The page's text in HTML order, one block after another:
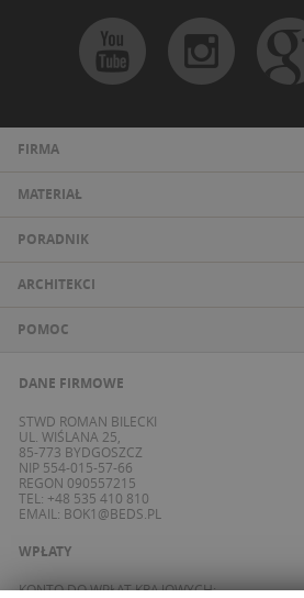
FIRMA
MATERIAŁ
PORADNIK
ARCHITEKCI
POMOC
DANE FIRMOWE
STWD ROMAN BILECKI
UL. WIŚLANA 25,
85-773 BYDGOSZCZ
NIP 554-015-57-66
REGON 090557215
TEL: +48 535 410 810
EMAIL: BOK1@BEDS.PL
WPŁATY
KONTO DO WPŁAT KRAJOWYCH: